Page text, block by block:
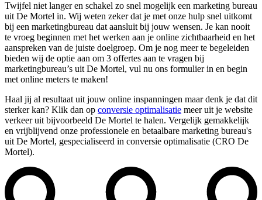
Twijfel niet langer en schakel zo snel mogelijk een marketing bureau
uit De Mortel in. Wij weten zeker dat je met onze hulp snel uitkomt
bij een marketingbureau dat aansluit bij jouw wensen. Je kan nooit
te vroeg beginnen met het werken aan je online zichtbaarheid en het
aanspreken van de juiste doelgroep. Om je nog meer te begeleiden
bieden wij de optie aan om 3 offertes aan te vragen bij
marketingbureau’s uit De Mortel, vul nu ons formulier in en begin
met online meters te maken!
Haal jij al resultaat uit jouw online inspanningen maar denk je dat dit
sterker kan? Klik dan op conversie optimalisatie meer uit je website
verkeer uit bijvoorbeeld De Mortel te halen. Vergelijk gemakkelijk
en vrijblijvend onze professionele en betaalbare marketing bureau's
uit De Mortel, gespecialiseerd in conversie optimalisatie (CRO De
Mortel).